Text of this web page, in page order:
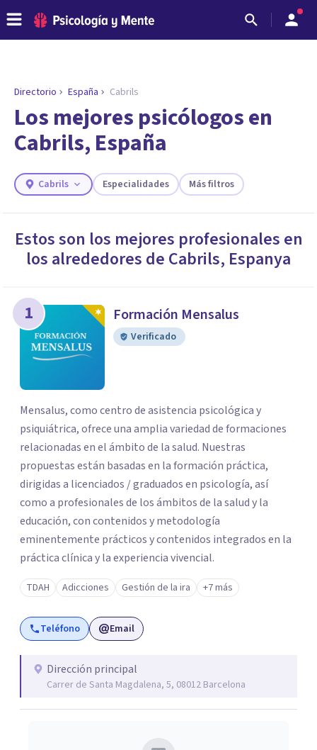
ENCONTRAR MI TERAPEUTA
¿Necesitas ayuda para encontrar el
psicólogo adecuado?
Responde a unas breves preguntas y te ofreceremos
necesidades.
Directorio España Cabrils
Los mejores psicólogos en
Cabrils, España
Cabrils Especialidades Más filtros
Estos son los mejores profesionales en
los alrededores de Cabrils, Espanya
1 Formación Mensalus
Verificado
Mensalus, como centro de asistencia psicológica y
psiquiátrica, ofrece una amplia variedad de formaciones
relacionadas en el ámbito de la salud. Nuestras
propuestas están basadas en la formación práctica,
dirigidas a licenciados / graduados en psicología, así
como a profesionales de los ámbitos de la salud y la
educación, con contenidos y metodología
eminentemente prácticos y contenidos integrados en la
práctica clínica y la experiencia vivencial.
TDAH Adicciones Gestión de la ira +7 más
Teléfono Email
Dirección principal
Carrer de Santa Magdalena, 5, 08012 Barcelona